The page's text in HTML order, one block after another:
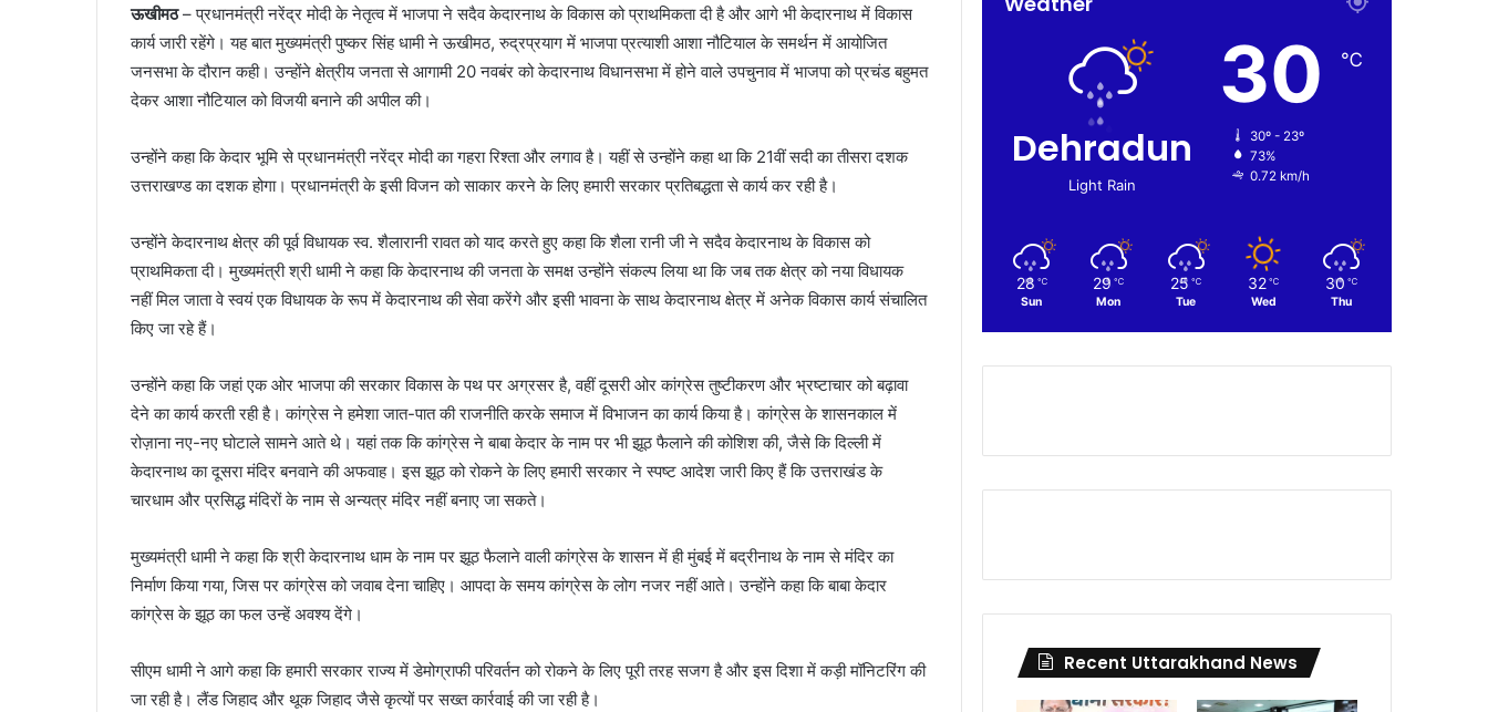
ऊखीमठ– प्रधानमंत्री नरेंद्र मोदी के नेतृत्व में भाजपा ने सदैव केदारनाथ के विकास को प्राथमिकता दी है और आगे भी केदारनाथ में विकास
कार्य जारी रहेंगे। यह बात मुख्यमंत्री पुष्कर सिंह धामी ने ऊखीमठ, रुद्रप्रयाग में भाजपा प्रत्याशी आशा नौटियाल के समर्थन में आयोजित
जनसभा के दौरान कही। उन्होंने क्षेत्रीय जनता से आगामी 20 नवबंर को केदारनाथ विधानसभा में होने वाले उपचुनाव में भाजपा को प्रचंड बहुमत
देकर आशा नौटियाल को विजयी बनाने की अपील की।
उन्होंने कहा कि केदार भूमि से प्रधानमंत्री नरेंद्र मोदी का गहरा रिश्ता और लगाव है। यहीं से उन्होंने कहा था कि 21वीं सदी का तीसरा दशक
उत्तराखण्ड का दशक होगा। प्रधानमंत्री के इसी विजन को साकार करने के लिए हमारी सरकार प्रतिबद्धता से कार्य कर रही है।
उन्होंने केदारनाथ क्षेत्र की पूर्व विधायक स्व. शैलारानी रावत को याद करते हुए कहा कि शैला रानी जी ने सदैव केदारनाथ के विकास को
प्राथमिकता दी। मुख्यमंत्री श्री धामी ने कहा कि केदारनाथ की जनता के समक्ष उन्होंने संकल्प लिया था कि जब तक क्षेत्र को नया विधायक
नहीं मिल जाता वे स्वयं एक विधायक के रूप में केदारनाथ की सेवा करेंगे और इसी भावना के साथ केदारनाथ क्षेत्र में अनेक विकास कार्य संचालित
किए जा रहे हैं।
उन्होंने कहा कि जहां एक ओर भाजपा की सरकार विकास के पथ पर अग्रसर है, वहीं दूसरी ओर कांग्रेस तुष्टीकरण और भ्रष्टाचार को बढ़ावा
देने का कार्य करती रही है। कांग्रेस ने हमेशा जात-पात की राजनीति करके समाज में विभाजन का कार्य किया है। कांग्रेस के शासनकाल में
रोज़ाना नए-नए घोटाले सामने आते थे। यहां तक कि कांग्रेस ने बाबा केदार के नाम पर भी झूठ फैलाने की कोशिश की, जैसे कि दिल्ली में
केदारनाथ का दूसरा मंदिर बनवाने की अफवाह। इस झूठ को रोकने के लिए हमारी सरकार ने स्पष्ट आदेश जारी किए हैं कि उत्तराखंड के
चारधाम और प्रसिद्ध मंदिरों के नाम से अन्यत्र मंदिर नहीं बनाए जा सकते।
मुख्यमंत्री धामी ने कहा कि श्री केदारनाथ धाम के नाम पर झूठ फैलाने वाली कांग्रेस के शासन में ही मुंबई में बद्रीनाथ के नाम से मंदिर का
निर्माण किया गया, जिस पर कांग्रेस को जवाब देना चाहिए। आपदा के समय कांग्रेस के लोग नजर नहीं आते। उन्होंने कहा कि बाबा केदार
कांग्रेस के झूठ का फल उन्हें अवश्य देंगे।
सीएम धामी ने आगे कहा कि हमारी सरकार राज्य में डेमोग्राफी परिवर्तन को रोकने के लिए पूरी तरह सजग है और इस दिशा में कड़ी मॉनिटरिंग की
जा रही है। लैंड जिहाद और थूक जिहाद जैसे कृत्यों पर सख्त कार्रवाई की जा रही है।
Dehradun
Light Rain
30 ℃
30º - 23º
73%
0.72 km/h
28 ℃
Sun
29 ℃
Mon
25 ℃
Tue
32 ℃
Wed
30 ℃
Thu
Recent Uttarakhand News